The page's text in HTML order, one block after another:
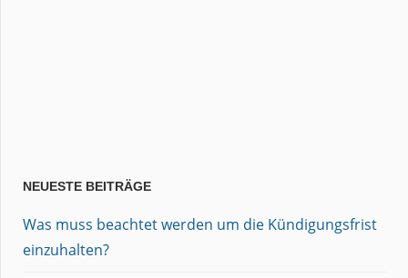
NEUESTE BEITRÄGE
Was muss beachtet werden um die Kündigungsfrist
einzuhalten?